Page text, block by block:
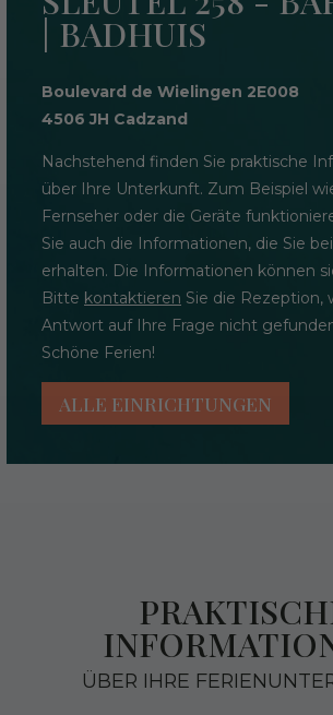
| BADHUIS
Boulevard de Wielingen 2E008
4506 JH Cadzand
Nachstehend finden Sie praktische
über Ihre Unterkunft. Zum Beispiel
Fernseher oder die Geräte
Sie auch die Informationen, die Sie
erhalten. Die Informationen können
Bitte kontaktieren Sie die Rezeption,
Antwort auf Ihre Frage nicht
Schöne Ferien!
ALLE EINRICHTUNGEN
ÜBER IHRE